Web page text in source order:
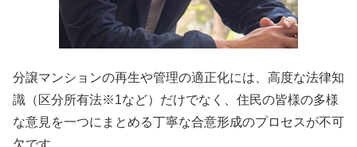
分譲マンションの再生や管理の適正化には、高度な法律知
識（区分所有法※1など）だけでなく、住民の皆様の多様
な意見を一つにまとめる丁寧な合意形成のプロセスが不可
欠です。